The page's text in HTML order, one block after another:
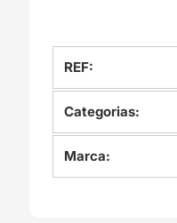
REF:
Categorias:
Marca: